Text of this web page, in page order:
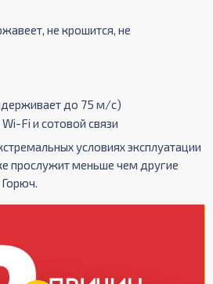
не крошится, не
до 75 м/с)
Fi и сотовой связи
условиях эксплуатации
прослужит меньше чем другие